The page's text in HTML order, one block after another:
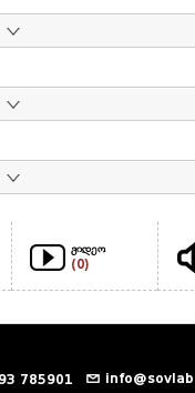
ვიდეო
(0)
785901